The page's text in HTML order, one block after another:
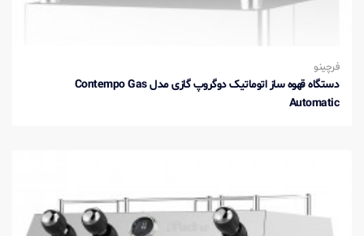
فرچینو
دستگاه قهوه ساز اتوماتیک دوگروپ گازی مدل Contempo Gas
Automatic